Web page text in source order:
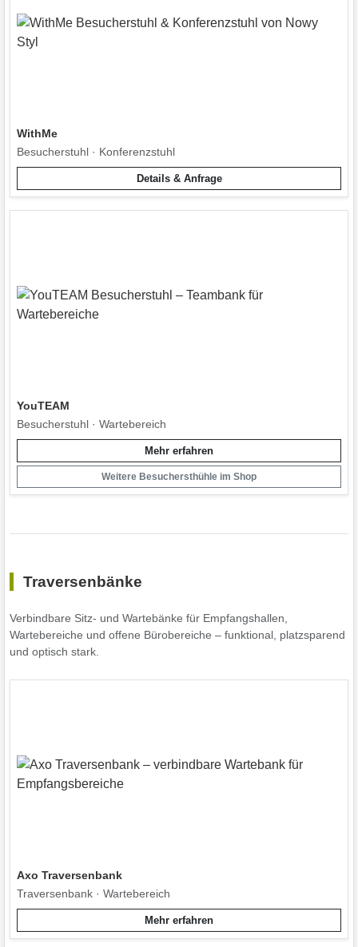
WithMe
Besucherstuhl · Konferenzstuhl
Details & Anfrage
YouTEAM
Besucherstuhl · Wartebereich
Mehr erfahren
Weitere Besuchersthühle im Shop
Traversenbänke
Verbindbare Sitz- und Wartebänke für Empfangshallen,
Wartebereiche und offene Bürobereiche – funktional, platzsparend
und optisch stark.
Axo Traversenbank
Traversenbank · Wartebereich
Mehr erfahren